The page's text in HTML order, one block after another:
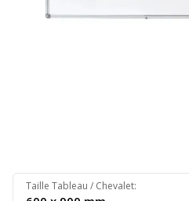
Taille Tableau / Chevalet: